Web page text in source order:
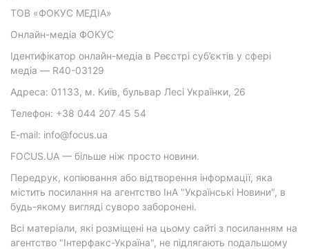
ТОВ «ФОКУС МЕДІА»
Онлайн-медіа ФОКУС
Ідентифікатор онлайн-медіа в Реєстрі суб’єктів у сфері
медіа — R40-03129
Адреса: 01133, м. Київ, бульвар Лесі Українки, 26
Телефон: +38 044 207 45 54
E-mail: info@focus.ua
FOCUS.UA — більше ніж просто новини.
Передрук, копіювання або відтворення інформації, яка
містить посилання на агентство ІнА "Українські Новини", в
будь-якому вигляді суворо заборонені.
Всі матеріали, які розміщені на цьому сайті з посиланням на
агентство "Інтерфакс-Україна", не підлягають подальшому